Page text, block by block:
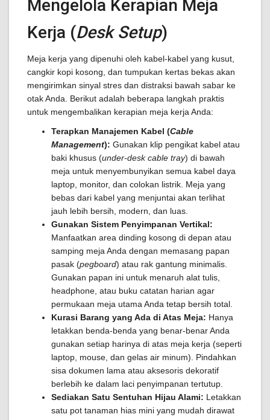
Mengelola Kerapian Meja
Kerja (Desk Setup)
Meja kerja yang dipenuhi oleh kabel-kabel yang kusut,
cangkir kopi kosong, dan tumpukan kertas bekas akan
mengirimkan sinyal stres dan distraksi bawah sabar ke
otak Anda. Berikut adalah beberapa langkah praktis
untuk mengembalikan kerapian meja kerja Anda:
Terapkan Manajemen Kabel (Cable
Management): Gunakan klip pengikat kabel atau
baki khusus (under-desk cable tray) di bawah
meja untuk menyembunyikan semua kabel daya
laptop, monitor, dan colokan listrik. Meja yang
bebas dari kabel yang menjuntai akan terlihat
jauh lebih bersih, modern, dan luas.
Gunakan Sistem Penyimpanan Vertikal:
Manfaatkan area dinding kosong di depan atau
samping meja Anda dengan memasang papan
pasak (pegboard) atau rak gantung minimalis.
Gunakan papan ini untuk menaruh alat tulis,
headphone, atau buku catatan harian agar
permukaan meja utama Anda tetap bersih total.
Kurasi Barang yang Ada di Atas Meja: Hanya
letakkan benda-benda yang benar-benar Anda
gunakan setiap harinya di atas meja kerja (seperti
laptop, mouse, dan gelas air minum). Pindahkan
sisa dokumen lama atau aksesoris dekoratif
berlebih ke dalam laci penyimpanan tertutup.
Sediakan Satu Sentuhan Hijau Alami: Letakkan
satu pot tanaman hias mini yang mudah dirawat